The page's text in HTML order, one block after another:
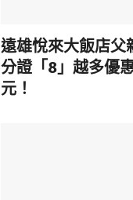
遠雄悅來大飯店父
分證「8」越多優
元！